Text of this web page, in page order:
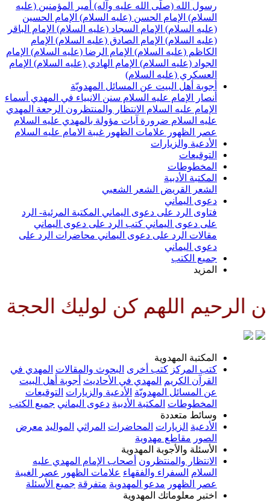
الله (صلّى الله عليه وآله) أمير المؤمنين (عليه
الإمام الحسن (عليه السلام) الإمام الحسين
الإمام السجاد (عليه السلام) الإمام الباقر
الإمام الصادق (عليه السلام) الإمام
(عليه السلام) الإمام الرضا (عليه السلام) الإمام
(عليه السلام) الإمام الهادي (عليه السلام) الإمام
(عليه السلام)
أهل البيت عن المسائل المهدويّة
الإمام عليه السلامسنن الانبياء في المهديأسماء
عليه السلامالانتظار والمنتظرونالرجعةالمهدي
السلام ضرورة آيات مؤولة بالمهدي عليه السلام
علامات الظهورغيبة الامام عليه السلام
والزيارات
الأدبية
الشعر الشعبي
اليماني
الرد على دعوى اليماني المكتبة المرئية- الرد
دعوى اليماني كتب الرد على دعوى اليماني
الرد على دعوى اليماني محاضرات الرد على
كن لوليك الحجة بن
المهدوية
كتب أخرى البحوث والمقالات المهدي في
المهدي في الأحاديث أجوبة أهل البيت
المسائل المهدويّة الأدعية والزيارات التوقيعات
المكتبة الأدبية دعوى اليماني جميع الكتب
متعددة
الزيارات المحاضرات المراثي المواليد معرض
مقاطع مهدوية
والأجوبة المهدوية
والمنتظرون أصحاب الإمام المهدي عليه
السفراء والفقهاء علامات الظهور عصر الغيبة
مدعو المهدوية متفرقة جميع الأسئلة
معلوماتك المهدوية